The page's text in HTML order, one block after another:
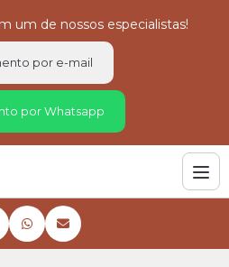
um de nossos especialistas!
por e-mail
por Whatsapp